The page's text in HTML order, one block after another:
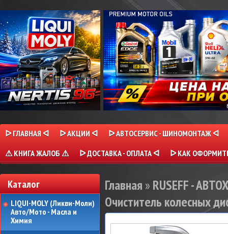
ᐅ ГЛАВНАЯ ᐊ ᐅ АКЦИИ ᐊ
ᐅ АВТОСЕРВИС - ШИНОМОНТАЖ ᐊ
⚠ КНИГА ЖАЛОБ ⚠
ᐅ ДОСТАВКА - ОПЛАТА ᐊ ᐅ КАК
Каталог
LIQUI-MOLY (Ликви-Моли)
Авто/Мото - Масла и
Химия
Главная » RUSEFF -
Очиститель колесных